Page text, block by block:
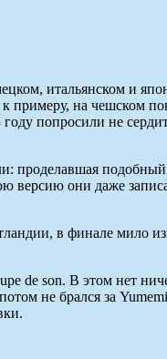
итальянском и
примеру, на чешском
попросили не
проделавшая
версию они даже
в финале мило
de son. В этом нет
не брался за